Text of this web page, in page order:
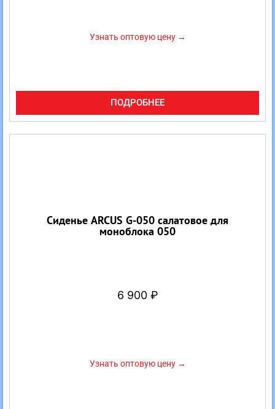
Узнать оптовую цену →
ПОДРОБНЕЕ
Сиденье ARCUS G-050 салатовое для
моноблока 050
6 900 ₽
Узнать оптовую цену →